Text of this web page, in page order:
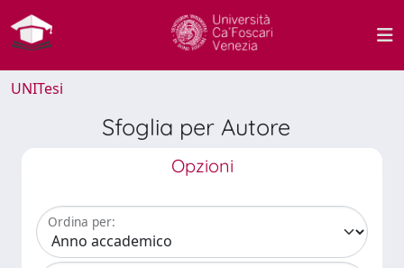
UNITesi
Sfoglia per Autore
Opzioni
Ordina per: